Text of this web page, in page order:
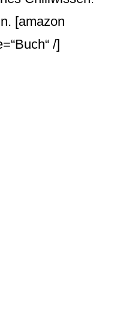
[amazon
/]